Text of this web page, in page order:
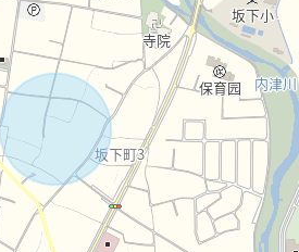
能享用的开放式厨房
亮的浴室、洗手间
收纳丰富，并且能有效活用各居室
下商店步行8分钟(约630m)
行8分钟(约570m)
步行6分钟(约450m)